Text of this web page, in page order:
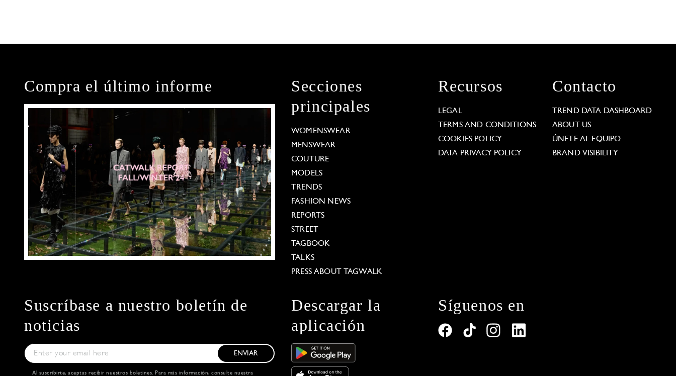
Compra el último informe
Secciones
principales
WOMENSWEAR
MENSWEAR
COUTURE
MODELS
TRENDS
FASHION NEWS
REPORTS
STREET
TAGBOOK
TALKS
PRESS ABOUT TAGWALK
Recursos
LEGAL
TERMS AND CONDITIONS
COOKIES POLICY
DATA PRIVACY POLICY
Contacto
TREND DATA DASHBOARD
ABOUT US
ÚNETE AL EQUIPO
BRAND VISIBILITY
Suscríbase a nuestro boletín de
noticias
ENVIAR
Al suscribirte, aceptas recibir nuestros boletines. Para más información, consulte nuestra
Descargar la
aplicación
Síguenos en